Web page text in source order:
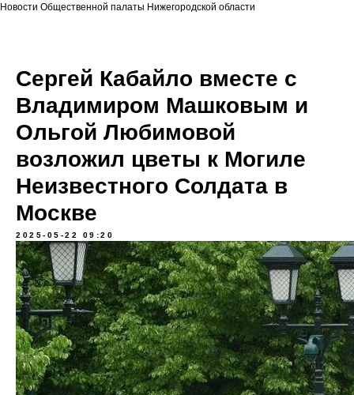
Новости Общественной палаты Нижегородской области
Сергей Кабайло вместе с
Владимиром Машковым и
Ольгой Любимовой
возложил цветы к Могиле
Неизвестного Солдата в
Москве
2025-05-22 09:20